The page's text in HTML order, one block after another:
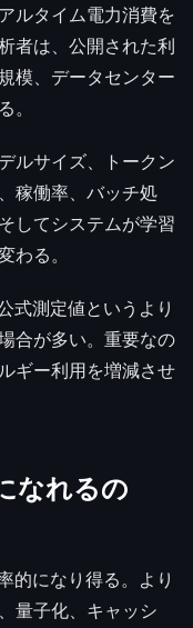
ルタイム電力消費を
者は、公開された利
模、データセンター
ルサイズ、トークン
稼働率、バッチ処
してシステムが学習
わる。
式測定値というより
合が多い。重要なの
ギー利用を増減させ
なれるの
的になり得る。より
量子化、キャッシ